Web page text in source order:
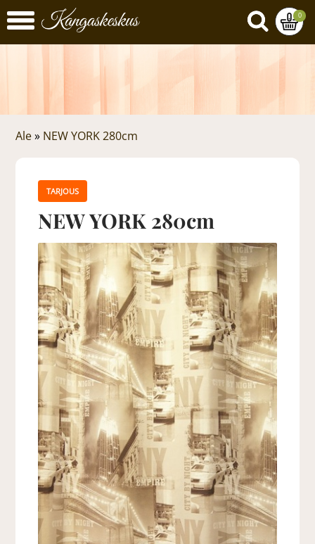
0
Ale » NEW YORK 280cm
TARJOUS
NEW YORK 280cm